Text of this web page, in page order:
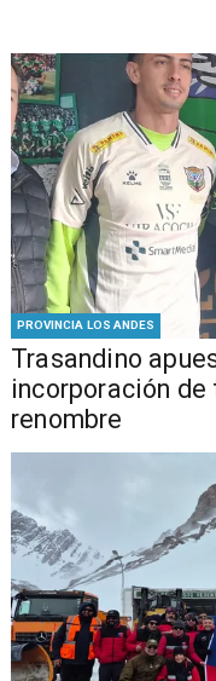
PROVINCIA LOS ANDES
Trasandino
incorporación
renombre